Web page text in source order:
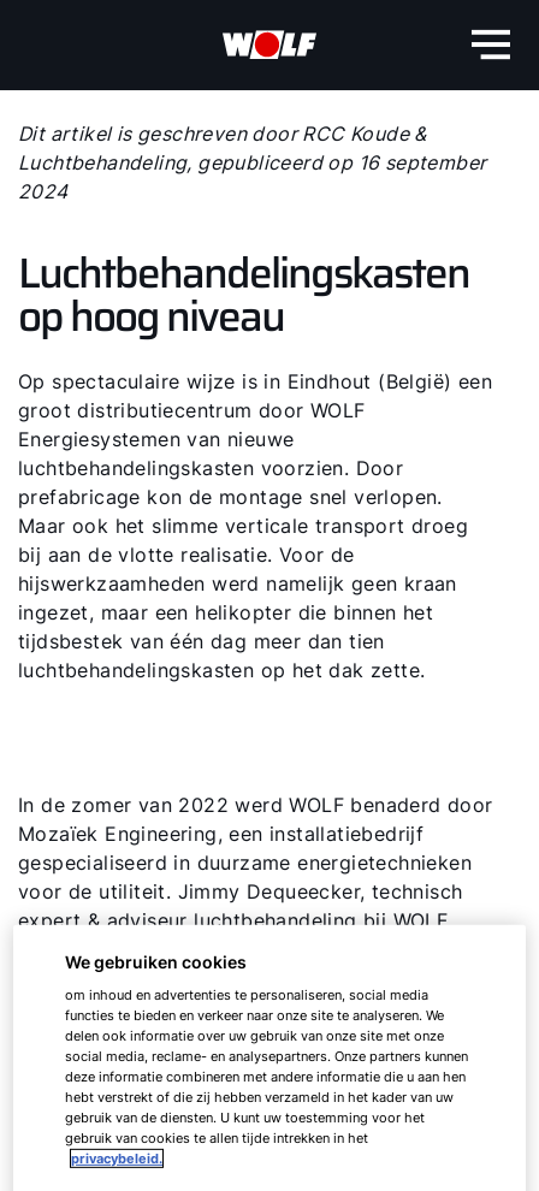
Dit artikel is geschreven door RCC Koude &
Luchtbehandeling, gepubliceerd op 16 september
2024
Luchtbehandelingskasten
op hoog niveau
Op spectaculaire wijze is in Eindhout (België) een
groot distributiecentrum door WOLF
Energiesystemen van nieuwe
luchtbehandelingskasten voorzien. Door
prefabricage kon de montage snel verlopen.
Maar ook het slimme verticale transport droeg
bij aan de vlotte realisatie. Voor de
hijswerkzaamheden werd namelijk geen kraan
ingezet, maar een helikopter die binnen het
tijdsbestek van één dag meer dan tien
luchtbehandelingskasten op het dak zette.
In de zomer van 2022 werd WOLF benaderd door
Mozaïek Engineering, een installatiebedrijf
gespecialiseerd in duurzame energietechnieken
voor de utiliteit. Jimmy Dequeecker, technisch
expert & adviseur luchtbehandeling bij WOLF
Energiesystemen: “Het distributiecentrum moest op
duurzame wijze van warmte en koude worden
voorzien. Bovendien waren de bestaande
luchtbehandelingskasten na 30 jaar toe aan
vervanging.”
We gebruiken cookies
om inhoud en advertenties te personaliseren, social media
functies te bieden en verkeer naar onze site te analyseren. We
delen ook informatie over uw gebruik van onze site met onze
social media, reclame- en analysepartners. Onze partners kunnen
deze informatie combineren met andere informatie die u aan hen
hebt verstrekt of die zij hebben verzameld in het kader van uw
gebruik van de diensten. U kunt uw toestemming voor het
gebruik van cookies te allen tijde intrekken in het
privacybeleid.